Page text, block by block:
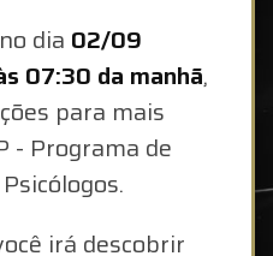
dia 02/09
07:30 da manhã,
para mais
- Programa de
irá descobrir